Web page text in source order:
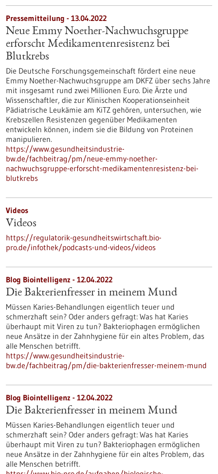
Pressemitteilung - 13.04.2022
Neue Emmy Noether-Nachwuchsgruppe
erforscht Medikamentenresistenz bei
Blutkrebs
Die Deutsche Forschungsgemeinschaft fördert eine neue
Emmy Noether-Nachwuchsgruppe am DKFZ über sechs Jahre
mit insgesamt rund zwei Millionen Euro. Die Ärzte und
Wissenschaftler, die zur Klinischen Kooperationseinheit
Pädiatrische Leukämie am KiTZ gehören, untersuchen, wie
Krebszellen Resistenzen gegenüber Medikamenten
entwickeln können, indem sie die Bildung von Proteinen
manipulieren.
https://www.gesundheitsindustrie-
bw.de/fachbeitrag/pm/neue-emmy-noether-
nachwuchsgruppe-erforscht-medikamentenresistenz-bei-
blutkrebs
Videos
Videos
https://regulatorik-gesundheitswirtschaft.bio-
pro.de/infothek/podcasts-und-videos/videos
Blog Biointelligenz - 12.04.2022
Die Bakterienfresser in meinem Mund
Müssen Karies-Behandlungen eigentlich teuer und
schmerzhaft sein? Oder anders gefragt: Was hat Karies
überhaupt mit Viren zu tun? Bakteriophagen ermöglichen
neue Ansätze in der Zahnhygiene für ein altes Problem, das
alle Menschen betrifft.
https://www.gesundheitsindustrie-
bw.de/fachbeitrag/pm/die-bakterienfresser-meinem-mund
Blog Biointelligenz - 12.04.2022
Die Bakterienfresser in meinem Mund
Müssen Karies-Behandlungen eigentlich teuer und
schmerzhaft sein? Oder anders gefragt: Was hat Karies
überhaupt mit Viren zu tun? Bakteriophagen ermöglichen
neue Ansätze in der Zahnhygiene für ein altes Problem, das
alle Menschen betrifft.